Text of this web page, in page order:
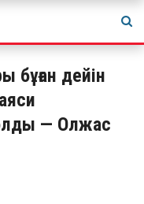
бұған дейін
— Олжас